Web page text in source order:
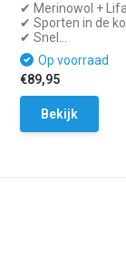
✔ Merinowol +
✔ Sporten in de
✔ Snel...
Op voorraad
€89,95
Bekijk